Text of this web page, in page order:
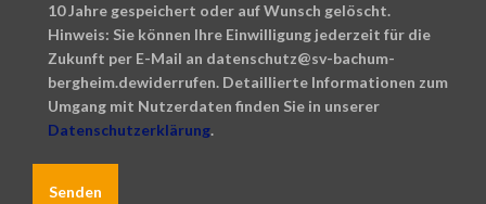
10 Jahre gespeichert oder auf Wunsch gelöscht.
Hinweis: Sie können Ihre Einwilligung jederzeit für die
Zukunft per E-Mail an datenschutz@sv-bachum-
bergheim.dewiderrufen. Detaillierte Informationen zum
Umgang mit Nutzerdaten finden Sie in unserer
Datenschutzerklärung.